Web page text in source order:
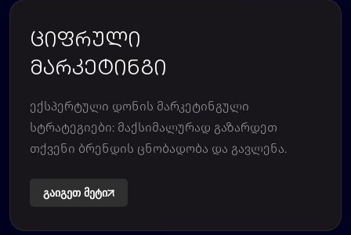
ციფრული
მარკეტინგი
ექსპერტული დონის მარკეტინგული
სტრატეგიები: მაქსიმალურად გაზარდეთ
თქვენი ბრენდის ცნობადობა და გავლენა.
გაიგეთ მეტი